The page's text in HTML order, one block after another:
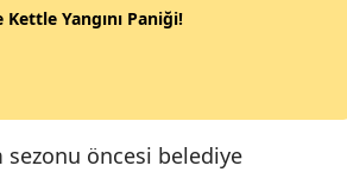
Yangını Paniği!
sezonu öncesi belediye